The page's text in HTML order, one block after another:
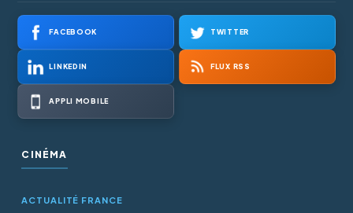
FACEBOOK TWITTER
LINKEDIN FLUX RSS
APPLI MOBILE
CINÉMA
ACTUALITÉ FRANCE